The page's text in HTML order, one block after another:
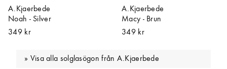
A.Kjaerbede
Noah - Silver
349 kr
A.Kjaerbede
Macy - Brun
349 kr
Visa alla solglasögon från A.Kjaerbede